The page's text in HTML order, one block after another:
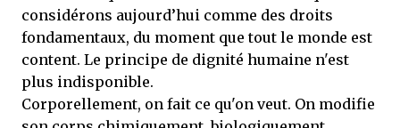
considérons aujourd’hui comme des droits
fondamentaux, du moment que tout le monde est
content. Le principe de dignité humaine n'est
plus indisponible.
Corporellement, on fait ce qu'on veut. On modifie